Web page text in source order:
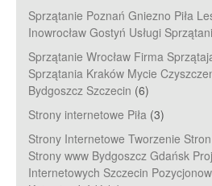
Sprzątanie Poznań Gniezno Piła
Inowrocław Gostyń Usługi
Sprzątanie Wrocław Firma
Sprzątania Kraków Mycie
Bydgoszcz Szczecin (6)
Strony internetowe Piła (3)
Strony Internetowe Tworzenie
Strony www Bydgoszcz Gdańsk
Internetowych Szczecin